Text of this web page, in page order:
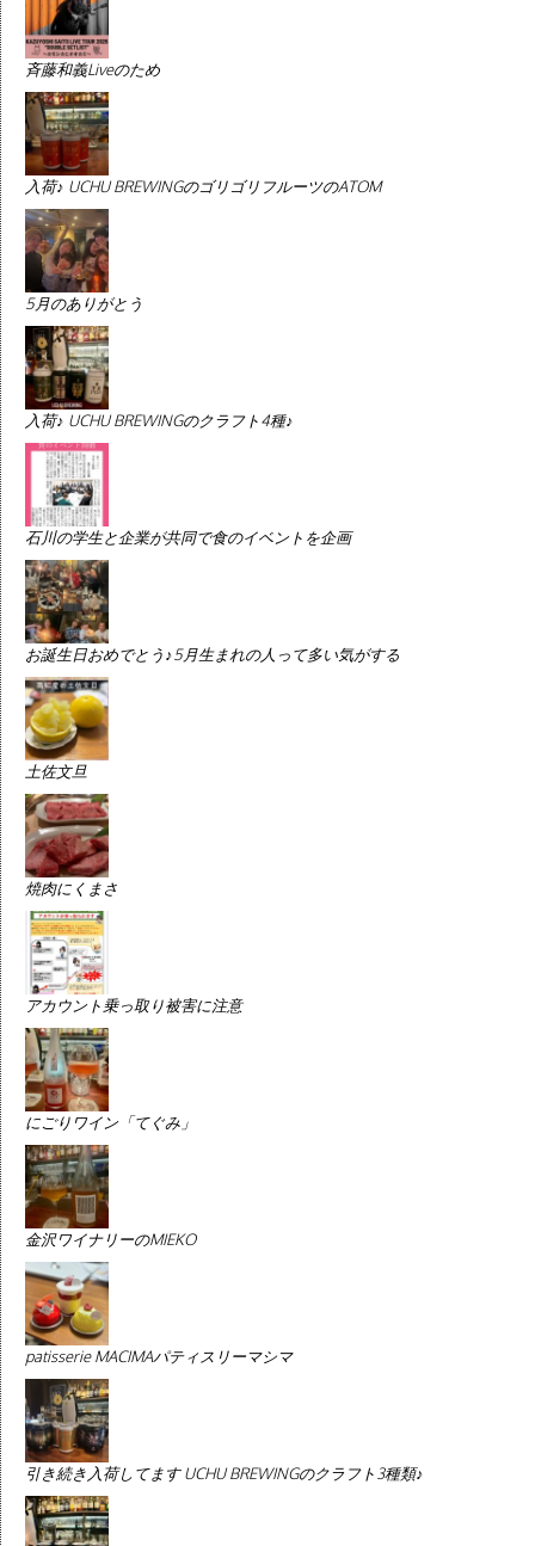
斉藤和義Liveのため
入荷♪ UCHU BREWINGのゴリゴリフルーツのATOM
5月のありがとう
入荷♪ UCHU BREWINGのクラフト4種♪
石川の学生と企業が共同で食のイベントを企画
お誕生日おめでとう♪5月生まれの人って多い気がする
土佐文旦
焼肉にくまさ
アカウント乗っ取り被害に注意
にごりワイン「てぐみ」
金沢ワイナリーのMIEKO
patisserie MACIMAパティスリーマシマ
引き続き入荷してます UCHU BREWINGのクラフト3種類♪